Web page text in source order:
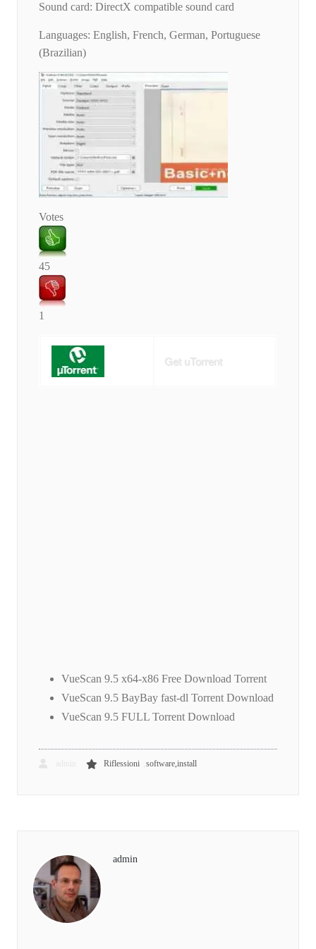
Sound card: DirectX compatible sound card
Languages: English, French, German, Portuguese
(Brazilian)
Votes
45
1
Get uTorrent
VueScan 9.5 x64-x86 Free Download Torrent
VueScan 9.5 BayBay fast-dl Torrent Download
VueScan 9.5 FULL Torrent Download
Riflessioni software,install
admin